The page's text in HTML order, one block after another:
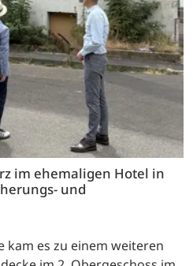
im ehemaligen Hotel in
und
kam es zu einem weiteren